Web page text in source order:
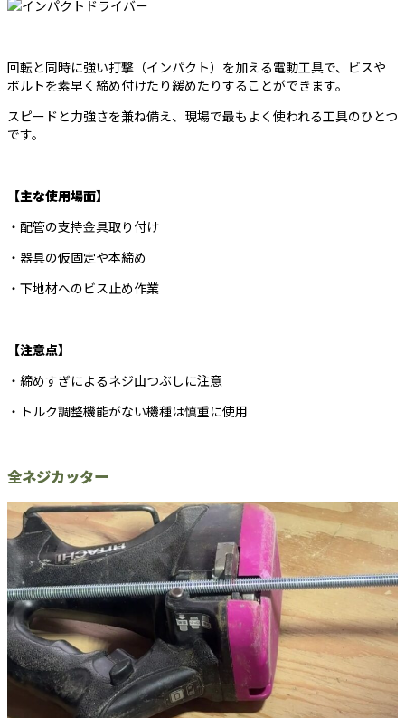
回転と同時に強い打撃（インパクト）を加える電動工具で、ビスや
ボルトを素早く締め付けたり緩めたりすることができます。
スピードと力強さを兼ね備え、現場で最もよく使われる工具のひとつ
です。
【主な使用場面】
・配管の支持金具取り付け
・器具の仮固定や本締め
・下地材へのビス止め作業
【注意点】
・締めすぎによるネジ山つぶしに注意
・トルク調整機能がない機種は慎重に使用
全ネジカッター